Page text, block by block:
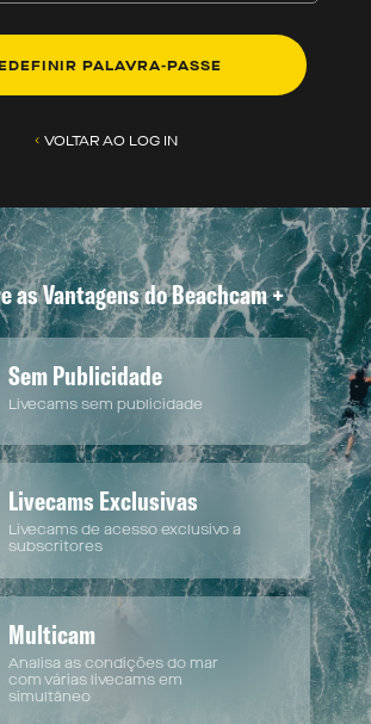
PALAVRA-PASSE
VOLTAR AO LOG IN
as Vantagens do Beachcam +
Sem Publicidade
Livecams sem publicidade
Livecams Exclusivas
Livecams de acesso exclusivo a
subscritores
Multicam
Analisa as condições do mar
com várias livecams em
simultâneo